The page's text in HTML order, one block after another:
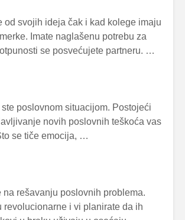
od svojih ideja čak i kad kolege imaju
Imate naglašenu potrebu za
se posvećujete partneru. …
poslovnom situacijom. Postojeći
novih poslovnih teškoća vas
se tiče emocija, …
na rešavanju poslovnih problema.
revolucionarne i vi planirate da ih